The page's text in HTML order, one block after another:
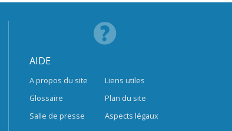
AIDE
A propos du site
Glossaire
Salle de presse
Liens utiles
Plan du site
Aspects légaux